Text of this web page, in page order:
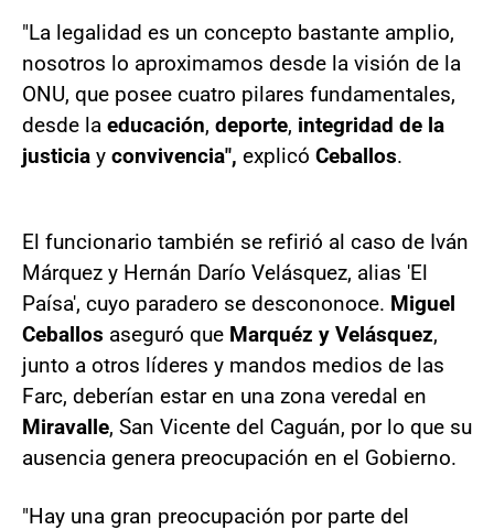
"La legalidad es un concepto bastante amplio,
nosotros lo aproximamos desde la visión de la
ONU, que posee cuatro pilares fundamentales,
desde la educación, deporte, integridad de la
justicia y convivencia", explicó Ceballos.
El funcionario también se refirió al caso de Iván
Márquez y Hernán Darío Velásquez, alias 'El
Paísa', cuyo paradero se descononoce. Miguel
Ceballos aseguró que Marquéz y Velásquez,
junto a otros líderes y mandos medios de las
Farc, deberían estar en una zona veredal en
Miravalle, San Vicente del Caguán, por lo que su
ausencia genera preocupación en el Gobierno.
"Hay una gran preocupación por parte del